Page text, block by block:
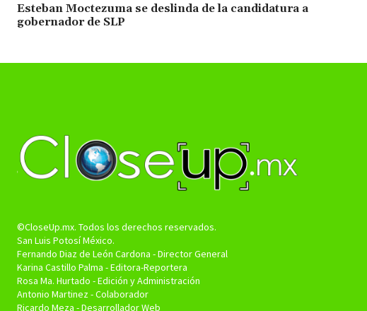
Esteban Moctezuma se deslinda de la candidatura a
gobernador de SLP
©CloseUp.mx. Todos los derechos reservados.
San Luis Potosí México.
Fernando Diaz de León Cardona - Director General
Karina Castillo Palma - Editora-Reportera
Rosa Ma. Hurtado - Edición y Administración
Antonio Martinez - Colaborador
Ricardo Meza - Desarrollador Web